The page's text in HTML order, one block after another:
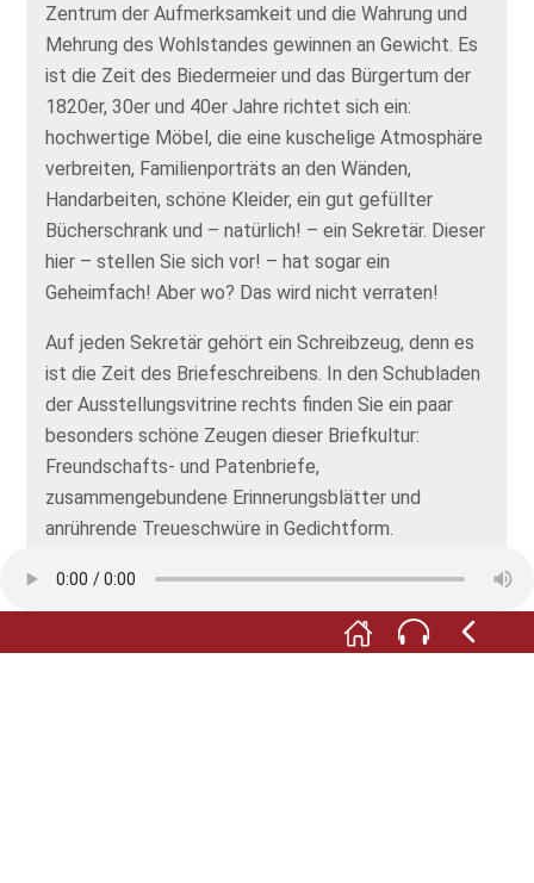
Zentrum der Aufmerksamkeit und die Wahrung und
Mehrung des Wohlstandes gewinnen an Gewicht. Es
ist die Zeit des Biedermeier und das Bürgertum der
1820er, 30er und 40er Jahre richtet sich ein:
hochwertige Möbel, die eine kuschelige Atmosphäre
verbreiten, Familienporträts an den Wänden,
Handarbeiten, schöne Kleider, ein gut gefüllter
Bücherschrank und – natürlich! – ein Sekretär. Dieser
hier – stellen Sie sich vor! – hat sogar ein
Geheimfach! Aber wo? Das wird nicht verraten!
Auf jeden Sekretär gehört ein Schreibzeug, denn es
ist die Zeit des Briefeschreibens. In den Schubladen
der Ausstellungsvitrine rechts finden Sie ein paar
besonders schöne Zeugen dieser Briefkultur:
Freundschafts- und Patenbriefe,
zusammengebundene Erinnerungsblätter und
anrührende Treueschwüre in Gedichtform.
Finden Sie den Freundschaftsbrief mit dem
herzergreifenden Text und dem geflochtenen Herz